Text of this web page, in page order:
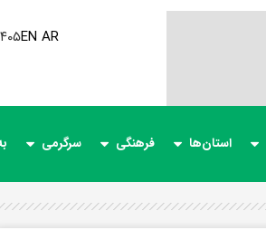
۱۴۰۵ مرداد ۱۵,EN AR
استان‌ها فرهنگی سرگرمی